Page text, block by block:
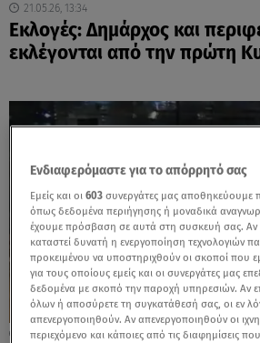
21.05.26, 13:34
Εκλογές: Δημάρχος και
εκλέγονται από την πρώτη
17.09.24, 08:56
Ενδιαφερόμαστε για το απόρρητό σας
Εμείς και οι603 συνεργάτες μας αποθηκεύουμε
όπως δεδομένα περιήγησης ή μοναδικά
έχουμε πρόσβαση σε αυτά στη συσκευή σας. Αν
καταστεί δυνατή η ενεργοποίηση τεχνολογιών
προκειμένου να υποστηριχθούν οι σκοποί που
για τους οποίους εμείς και οι συνεργάτες μας
δεδομένα με σκοπό την παροχή υπηρεσιών. Αν
όλων ή αποσύρετε τη συγκατάθεσή σας, οι εν
απενεργοποιηθούν. Αν απενεργοποιηθούν οι
περιεχόμενο και κάποιες από τις διαφημίσεις